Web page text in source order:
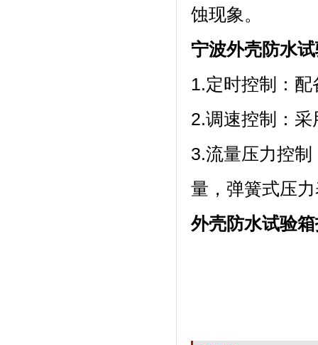
蚀现象。
宁波外壳防水
1.定时控制：
2.调速控制：采
3.流量压力控制
量，弹簧式压
外壳防水试验